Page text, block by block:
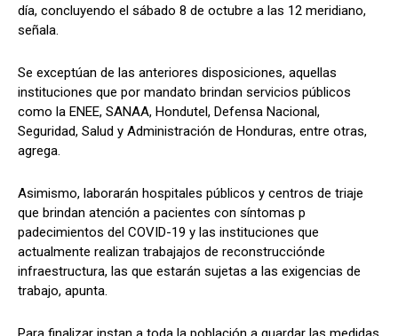
día, concluyendo el sábado 8 de octubre a las 12 meridiano,
señala.
Se exceptúan de las anteriores disposiciones, aquellas
instituciones que por mandato brindan servicios públicos
como la ENEE, SANAA, Hondutel, Defensa Nacional,
Seguridad, Salud y Administración de Honduras, entre otras,
agrega.
Asimismo, laborarán hospitales públicos y centros de triaje
que brindan atención a pacientes con síntomas p
padecimientos del COVID-19 y las instituciones que
actualmente realizan trabajajos de reconstrucciónde
infraestructura, las que estarán sujetas a las exigencias de
trabajo, apunta.